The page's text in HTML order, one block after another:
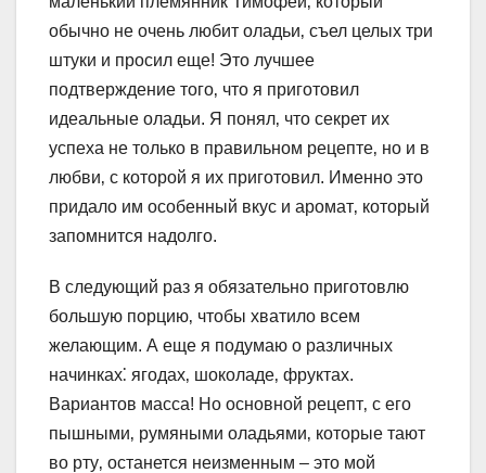
обычно не очень любит оладьи‚ съел целых три
штуки и просил еще! Это лучшее
подтверждение того‚ что я приготовил
идеальные оладьи. Я понял‚ что секрет их
успеха не только в правильном рецепте‚ но и в
любви‚ с которой я их приготовил. Именно это
придало им особенный вкус и аромат‚ который
запомнится надолго.
В следующий раз я обязательно приготовлю
большую порцию‚ чтобы хватило всем
желающим. А еще я подумаю о различных
начинках⁚ ягодах‚ шоколаде‚ фруктах.
Вариантов масса! Но основной рецепт‚ с его
пышными‚ румяными оладьями‚ которые тают
во рту‚ останется неизменным – это мой